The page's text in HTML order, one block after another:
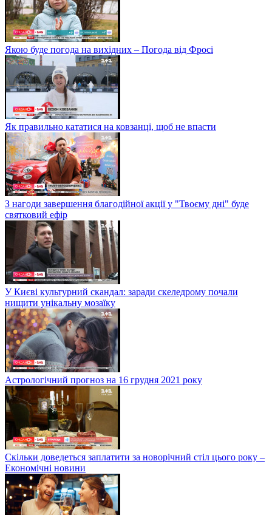
Якою буде погода на вихідних – Погода від Фросі
Як правильно кататися на ковзанці, щоб не впасти
З нагоди завершення благодійної акції у "Твоєму дні" буде
святковий ефір
У Києві культурний скандал: заради скеледрому почали
нищити унікальну мозаїку
Астрологічний прогноз на 16 грудня 2021 року
Скільки доведеться заплатити за новорічний стіл цього року –
Економічні новини